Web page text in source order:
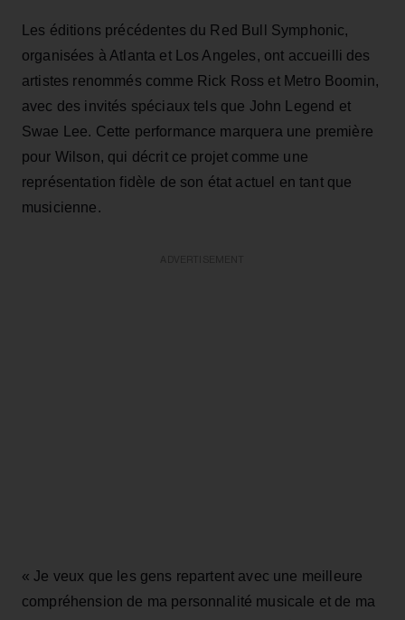
Les éditions précédentes du Red Bull Symphonic,
organisées à Atlanta et Los Angeles, ont accueilli des
artistes renommés comme Rick Ross et Metro Boomin,
avec des invités spéciaux tels que John Legend et
Swae Lee. Cette performance marquera une première
pour Wilson, qui décrit ce projet comme une
représentation fidèle de son état actuel en tant que
musicienne.
« Je veux que les gens repartent avec une meilleure
compréhension de ma personnalité musicale et de ma